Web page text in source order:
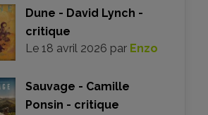
Dune - David Lynch -
critique
Le 18 avril 2026 par Enzo
Sauvage - Camille
Ponsin - critique